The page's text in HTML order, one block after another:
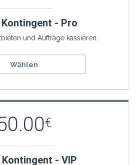
- Pro
und Aufträge kassieren.
Wählen
€
- VIP